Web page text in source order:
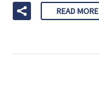
READ MORE